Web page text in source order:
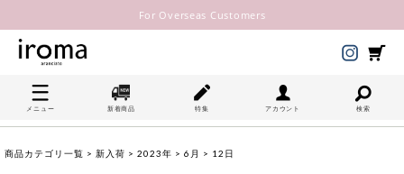
For Overseas Customers
メニュー 新着商品 特集 アカウント 検索
商品カテゴリ一覧 > 新入荷 > 2023年 > 6月 > 12日